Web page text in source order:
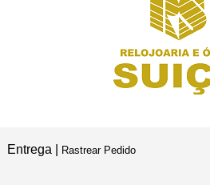
Entrega | Rastrear Pedido